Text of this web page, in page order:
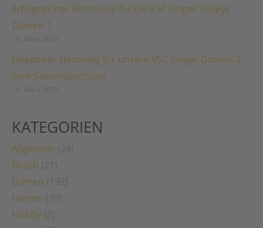
Erfolgreicher Abschluss für die VSC Unger Volleys
Damen 1
Doppelter Heimsieg für unsere VSC Unger Damen 2
zum Saisonabschluss
KATEGORIEN
Allgemein
Beach
Damen
Herren
Hobby